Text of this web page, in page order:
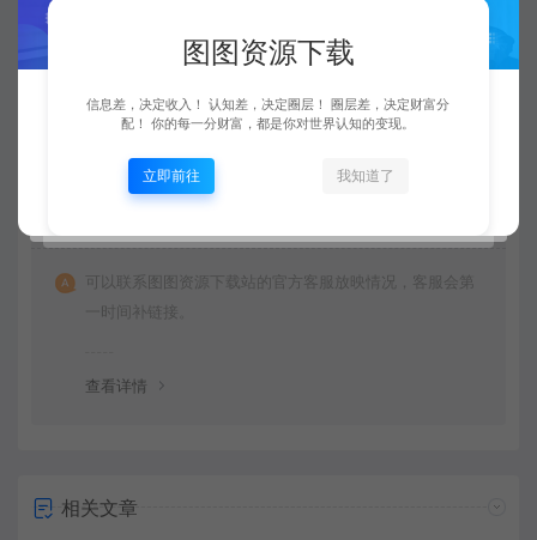
不接受退款申请。望周知。
查看详情
可以联系图图资源下载站的官方客服放映情况，客服会第
一时间补链接。
查看详情
相关文章
图图资源下载
信息差，决定收入！ 认知差，决定圈层！ 圈层差，决定财富分
配！ 你的每一分财富，都是你对世界认知的变现。
立即前往 我知道了